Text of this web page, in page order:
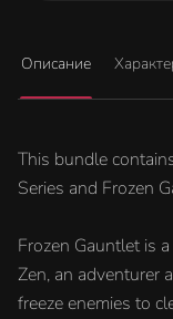
Описание
This bundle
Series and Frozen
Frozen Gauntlet is
Zen, an adventurer
freeze enemies to